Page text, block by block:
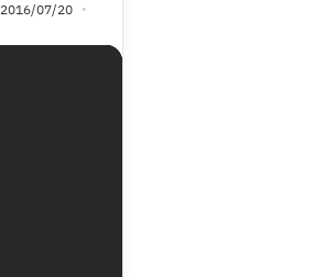
2016/07/20